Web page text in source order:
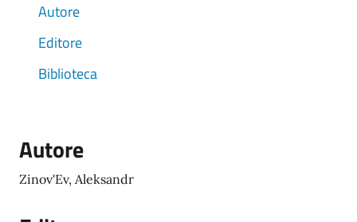
Autore
Editore
Biblioteca
Autore
Zinov'Ev, Aleksandr